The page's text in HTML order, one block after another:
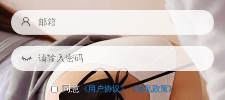
同意《用户协议》《隐私政策》